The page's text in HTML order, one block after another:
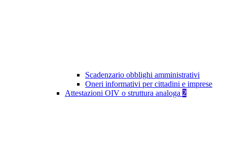
Scadenzario obblighi amministrativi
Oneri informativi per cittadini e imprese
Attestazioni OIV o struttura analoga 2